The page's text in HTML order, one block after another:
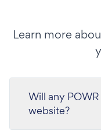
Learn more
Will any
website?